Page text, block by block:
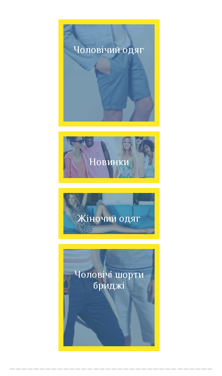
Чоловічий одяг
Новинки
Жіночий одяг
Чоловічі шорти
бриджі